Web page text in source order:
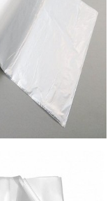
a
e
mix de
até
mais